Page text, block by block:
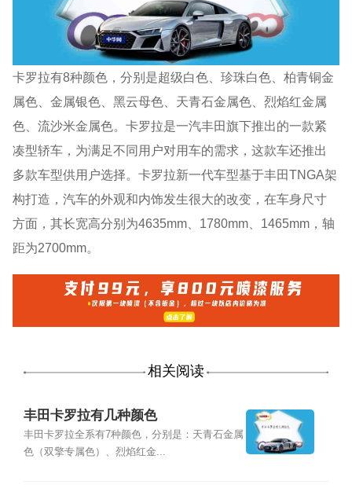
卡罗拉有8种颜色，分别是超级白色、珍珠白色、柏青铜金
属色、金属银色、黑云母色、天青石金属色、烈焰红金属
色、流沙米金属色。卡罗拉是一汽丰田旗下推出的一款紧
凑型轿车，为满足不同用户对用车的需求，这款车还推出
多款车型供用户选择。卡罗拉新一代车型基于丰田TNGA架
构打造，汽车的外观和内饰发生很大的改变，在车身尺寸
方面，其长宽高分别为4635mm、1780mm、1465mm，轴
距为2700mm。
相关阅读
丰田卡罗拉有几种颜色
丰田卡罗拉全系有7种颜色，分别是：天青石金属
色（双擎专属色）、烈焰红金...